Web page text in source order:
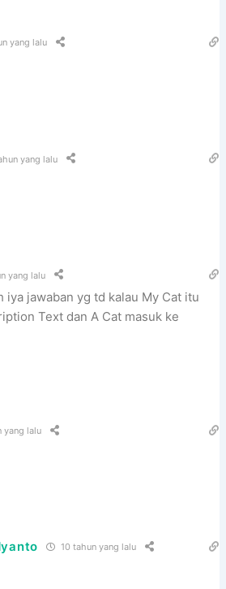
yang lalu
yang lalu
yang lalu
iya jawaban yg td kalau My Cat itu
Text dan A Cat masuk ke
yang lalu
10 tahun yang lalu